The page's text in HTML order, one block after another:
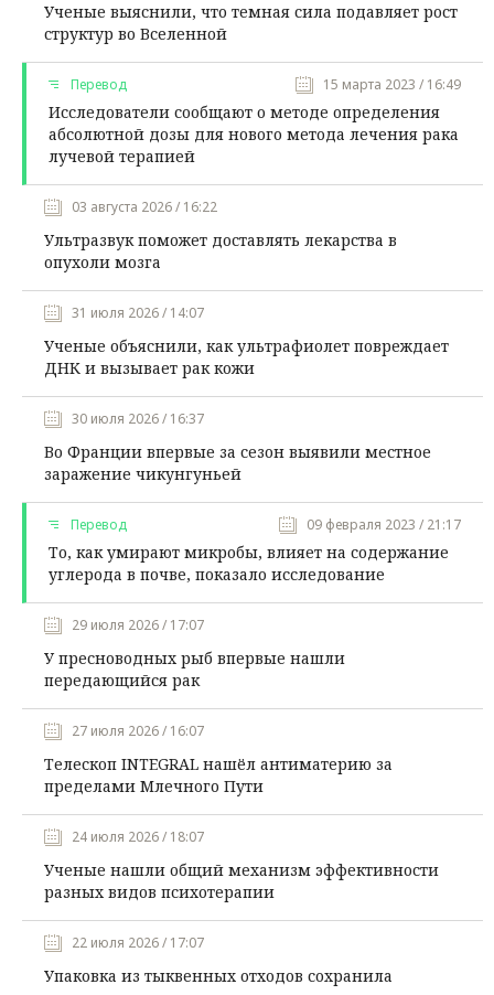
Ученые выяснили, что темная сила подавляет рост
структур во Вселенной
Перевод 15 марта 2023 / 16:49
Исследователи сообщают о методе определения
абсолютной дозы для нового метода лечения рака
лучевой терапией
03 августа 2026 / 16:22
Ультразвук поможет доставлять лекарства в
опухоли мозга
31 июля 2026 / 14:07
Ученые объяснили, как ультрафиолет повреждает
ДНК и вызывает рак кожи
30 июля 2026 / 16:37
Во Франции впервые за сезон выявили местное
заражение чикунгуньей
Перевод 09 февраля 2023 / 21:17
То, как умирают микробы, влияет на содержание
углерода в почве, показало исследование
29 июля 2026 / 17:07
У пресноводных рыб впервые нашли
передающийся рак
27 июля 2026 / 16:07
Телескоп INTEGRAL нашёл антиматерию за
пределами Млечного Пути
24 июля 2026 / 18:07
Ученые нашли общий механизм эффективности
разных видов психотерапии
22 июля 2026 / 17:07
Упаковка из тыквенных отходов сохранила